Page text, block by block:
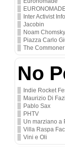
Inter Activist
Jacobin
Noam Chomsky
Piazza Carlo
The Commoner
No
Indie Rocket
Maurizio Di
Pablo Sax
PHTV
Un marziano a
Villa Raspa
Vini e Oli